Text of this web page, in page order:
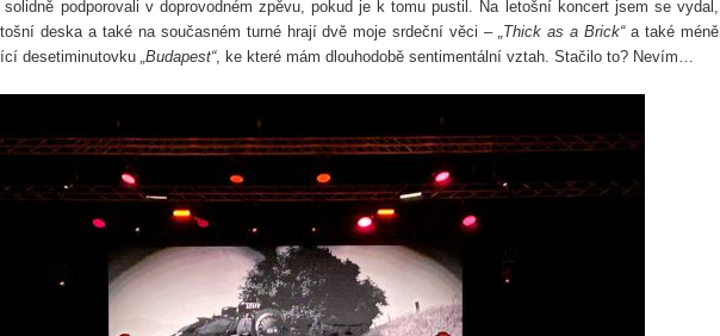
podporovali v doprovodném zpěvu, pokud je k tomu pustil. Na letošní koncert jsem se vydal,
deska a také na současném turné hrají dvě moje srdeční věci –„Thick as a Brick“a také méně
desetiminutovku „Budapest“, ke které mám dlouhodobě sentimentální vztah. Stačilo to? Nevím…